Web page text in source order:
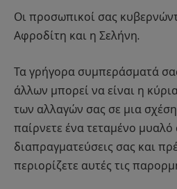
Οι προσωπικοί σας
Αφροδίτη και η Σελήνη.
Τα γρήγορα συμπεράσματά
άλλων μπορεί να είναι η
των αλλαγών σας σε μια
παίρνετε ένα τεταμένο μυαλό
διαπραγματεύσεις σας και
περιορίζετε αυτές τις